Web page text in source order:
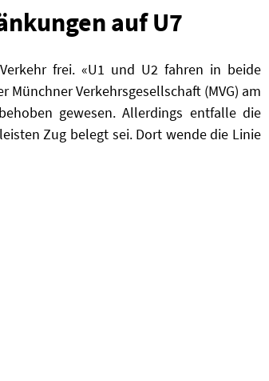
auf U7
frei. «U1 und U2 fahren in beide
Verkehrsgesellschaft (MVG) am
gewesen. Allerdings entfalle die
Zug belegt sei. Dort wende die Linie